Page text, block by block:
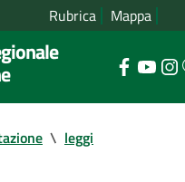
Rubrica Mappa
\ leggi